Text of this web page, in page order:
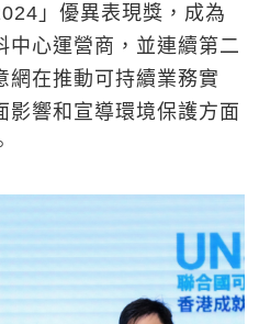
」優異表現獎，成為
中心運營商，並連續第二
網在推動可持續業務實
影響和宣導環境保護方面